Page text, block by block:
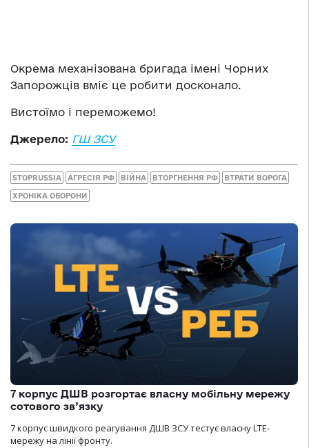
Окрема механізована бригада імені Чорних
Запорожців вміє це робити досконало.
Вистоїмо і переможемо!
Джерело: ГШ ЗСУ
STOPRUSSIA АГРЕСІЯ РФ ВІЙНА ВТОРГНЕННЯ РФ ВТРАТИ ВОРОГА
ХРОНІКА ОБОРОНИ
7 корпус ДШВ розгортає власну мобільну мережу
сотового зв’язку
7 корпус швидкого реагування ДШВ ЗСУ тестує власну LTE-
мережу на лінії фронту.